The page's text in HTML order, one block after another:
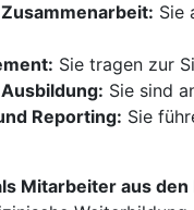
Sie
Sie tragen zur
Sie sind
Reporting: Sie
Mitarbeiter aus den